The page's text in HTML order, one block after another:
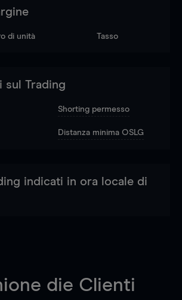
di unità Tasso
sul Trading
Shorting permesso
Distanza minima OSLG
indicati in ora locale di
die Clienti